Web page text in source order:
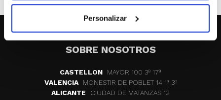
Personalizar
SOBRE NOSOTROS
CASTELLON
MAYOR 100 3º 17ª
VALENCIA
MONESTIR DE POBLET 14 1ª 3º
ALICANTE
CIUDAD DE MATANZAS 12